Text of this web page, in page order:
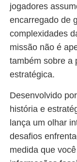
jogadores
encarregado de
complexidades
missão não é
também sobre a
estratégica.
Desenvolvido
história e
lança um olhar
desafios
medida que